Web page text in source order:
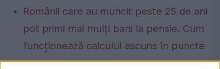
Românii care au muncit peste 25 de ani
pot primi mai mulți bani la pensie. Cum
funcționează calculul ascuns în puncte